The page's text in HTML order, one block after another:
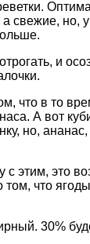
свежие,
и
что в то
А вот
но,
этим, это
что
30%